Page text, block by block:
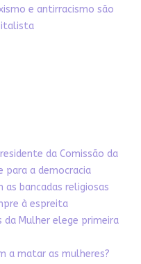
e antirracismo são
da Comissão da
a democracia
as bancadas religiosas
à espreita
da Mulher elege primeira
a matar as mulheres?